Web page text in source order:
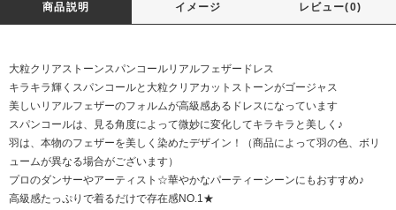
商品説明 イメージ レビュー(0)
大粒クリアストーンスパンコールリアルフェザードレス
キラキラ輝くスパンコールと大粒クリアカットストーンがゴージャス
美しいリアルフェザーのフォルムが高級感あるドレスになっています
スパンコールは、見る角度によって微妙に変化してキラキラと美しく♪
羽は、本物のフェザーを美しく染めたデザイン！（商品によって羽の色、ボリ
ュームが異なる場合がございます）
プロのダンサーやアーティスト☆華やかなパーティーシーンにもおすすめ♪
高級感たっぷりで着るだけで存在感NO.1★